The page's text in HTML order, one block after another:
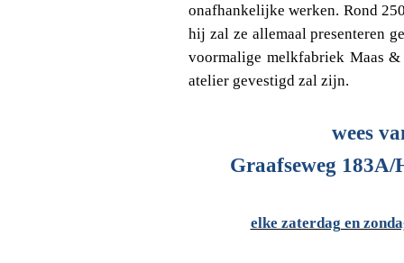
onafhankelijke werken. Rond
hij zal ze allemaal presenteren
voormalige melkfabriek Maas
atelier gevestigd zal zijn.
wees
Graafseweg 183A/
elke zaterdag en